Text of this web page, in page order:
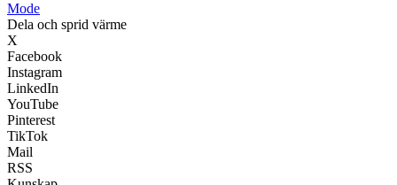
Mode
Dela och sprid värme
X
Facebook
Instagram
LinkedIn
YouTube
Pinterest
TikTok
Mail
RSS